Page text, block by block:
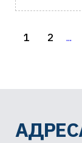
1 2 ...